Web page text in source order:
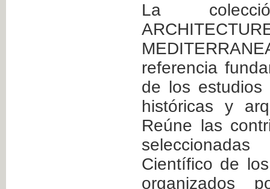
La
referencia
de los estudios
históricas y
Reúne las
Científico de
organizados